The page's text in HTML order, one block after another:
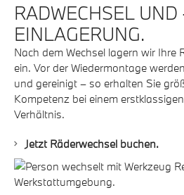
RADWECHSEL UND
EINLAGERUNG.
Nach dem Wechsel lagern wir Ihre
ein. Vor der Wiedermontage
und gereinigt – so erhalten Sie
Kompetenz bei einem
Verhältnis.
Jetzt Räderwechsel buchen.